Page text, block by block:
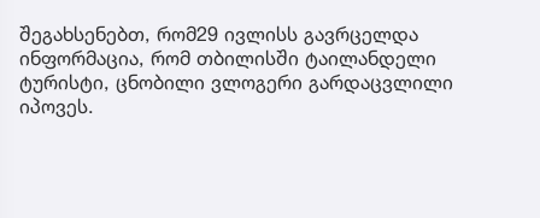
შეგახსენებთ, რომ29 ივლისს გავრცელდა
ინფორმაცია, რომ თბილისში ტაილანდელი
ტურისტი, ცნობილი ვლოგერი გარდაცვლილი
იპოვეს.